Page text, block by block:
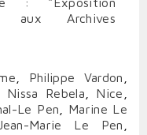
aux Archives
Philippe Vardon
Nissa Rebela Nice
Le Pen
Marine Le
Marie Le Pen